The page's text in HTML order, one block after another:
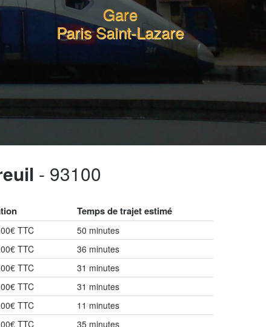
Gare
Paris Saint-Lazare
- 93100
Temps de trajet estimé
TTC
50 minutes
TTC
36 minutes
TTC
31 minutes
TTC
31 minutes
TTC
11 minutes
TTC 35 minutes